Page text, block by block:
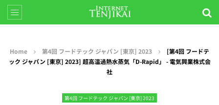
Home 第4回 フードテック ジャパン [東京] 2023
[第4回 フードテ
ック ジャパン [東京] 2023] 超高温過熱水蒸気「D-Rapid」 - 電気興業株式会
社
第4回 フードテック ジャパン [東京] 2023